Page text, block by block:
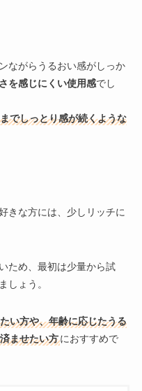
ながらうるおい感がしっか
を感じにくい使用感でし
でしっとり感が続くような
きな方には、少しリッチに
ため、最初は少量から試
しょう。
い方や、年齢に応じたうる
ませたい方におすすめで